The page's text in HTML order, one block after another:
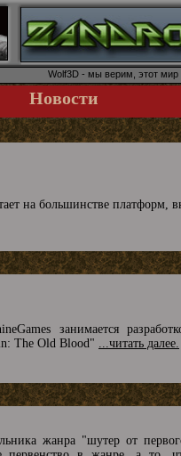
Wolf3D - мы верим, этот мир
Новости
на большинстве платформ,
занимается
The Old Blood" ...читать далее.
жанра "шутер от